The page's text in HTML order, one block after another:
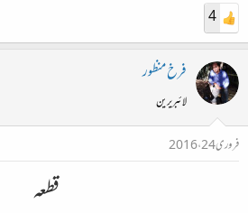
4
فرخ منظور
لائبریرین
فروری 24، 2016
قطعہ